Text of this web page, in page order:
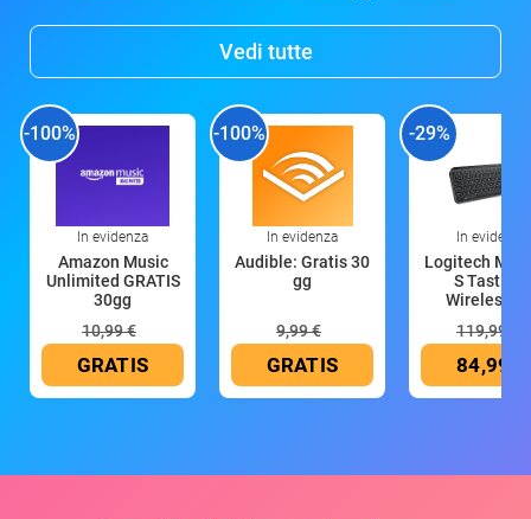
Vedi tutte
-100%
In evidenza
Amazon Music
Unlimited GRATIS
30gg
10,99 €
GRATIS
-100%
In evidenza
Audible: Gratis 30
gg
9,99 €
GRATIS
-29%
In evidenza
Logitech MX
S Tastiera
Wireless
119,99 €
84,99 €